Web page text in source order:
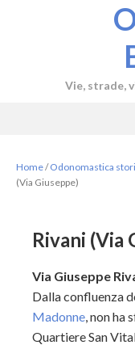
Vie, strade,
Home/ Odonomastica
(Via Giuseppe)
Rivani (Via
Via Giuseppe
Dalla confluenza
Madonne, non ha
Quartiere San